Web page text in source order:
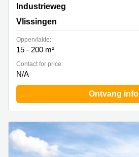
Industrieweg 1-3, Vlissingen
Industrieweg
Vlissingen
Oppervlakte:
15 - 200 m²
Contact for price:
N/A
Ontvang info